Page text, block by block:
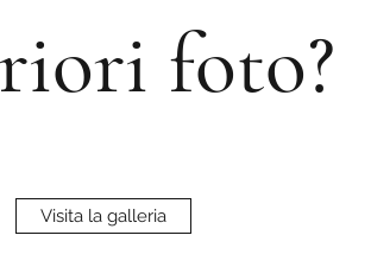
foto?
Visita la galleria